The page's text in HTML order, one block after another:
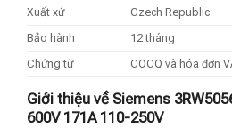
Xuất xứ
Czech Republic
Bảo hành
12 tháng
Chứng từ
COCQ và hóa đơn
Giới thiệu về Siemens
600V 171A 110-250V